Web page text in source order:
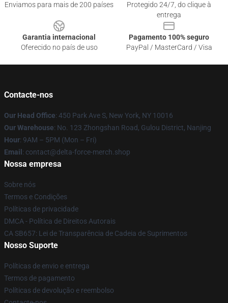
Enviamos para mais de 200 países
Protegido 24/7, do clique à
entrega
Garantia internacional
Oferecido no país de uso
Pagamento 100% seguro
PayPal / MasterCard / Visa
Contacte-nos
Our Head Office: 450 Park Ave S, New York, NY 10016
Our Warehouse: No. 123 Zhongshan Road, Gulou District, Nanjing
Hour: 9AM – 5PM (Mon – Fri)
Email : contact@delta-force-merch.shop
Nossa empresa
Sobre nós
Termos e Condições
Políticas de privacidade
DMCA - Política de Direitos Autorais
CA SB657: Lei de Transparência de Cadeia de Suprimentos
Nosso Suporte
Políticas de envio e entrega
Termos de pagamento
Políticas de devolução e reembolso